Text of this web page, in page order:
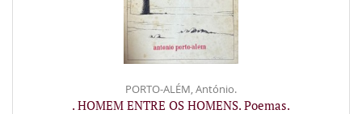
PORTO-ALÉM, António.
. HOMEM ENTRE OS HOMENS. Poemas.